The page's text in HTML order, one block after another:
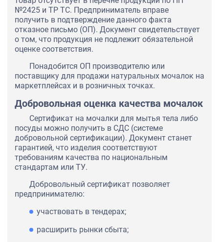
№2425 и ТР ТС. Предприниматель вправе
получить в подтверждение данного факта
отказное письмо (ОП). Документ свидетельствует
о том, что продукция не подлежит обязательной
оценке соответствия.
Понадобится ОП производителю или
поставщику для продажи натуральных мочалок на
маркетплейсах и в розничных точках.
Добровольная оценка качества мочалок
Сертификат на мочалки для мытья тела либо
посуды можно получить в СДС (системе
добровольной сертификации). Документ станет
гарантией, что изделия соответствуют
требованиям качества по национальным
стандартам или ТУ.
Добровольный сертификат позволяет
предпринимателю:
участвовать в тендерах;
расширить рынки сбыта;